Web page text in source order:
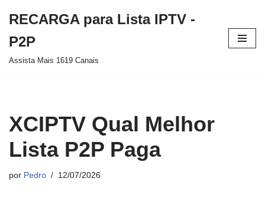
para
o
RECARGA para Lista IPTV -
P2P
Assista Mais 1619 Canais
XCIPTV Qual Melhor
Lista P2P Paga
por Pedro 12/07/2026